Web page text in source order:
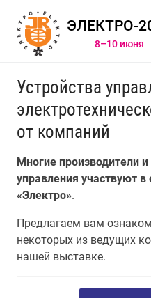
ЭЛЕКТРО-
8–10 июня
Устройства
от компаний
Многие производители
управления участвуют
«Электро».
Предлагаем вам
некоторых из ведущих
нашей выставке.